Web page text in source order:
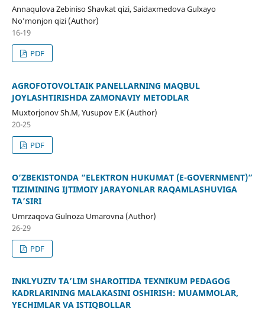
Annaqulova Zebiniso Shavkat qizi, Saidaxmedova Gulxayo
No’monjon qizi (Author)
16-19
PDF
AGROFOTOVOLTAIK PANELLARNING MAQBUL
JOYLASHTIRISHDA ZAMONAVIY METODLAR
Muxtorjonov Sh.M, Yusupov E.K (Author)
20-25
PDF
O‘ZBEKISTONDA “ELEKTRON HUKUMAT (E-GOVERNMENT)”
TIZIMINING IJTIMOIY JARAYONLAR RAQAMLASHUVIGA
TA’SIRI
Umrzaqova Gulnoza Umarovna (Author)
26-29
PDF
INKLYUZIV TА’LIM SHАRОITIDА TЕXNIKUM PЕDАGОG
KАDRLАRINING MАLАKАSINI ОSHIRISH: MUАMMОLАR,
YЕCHIMLАR VА ISTIQBОLLАR